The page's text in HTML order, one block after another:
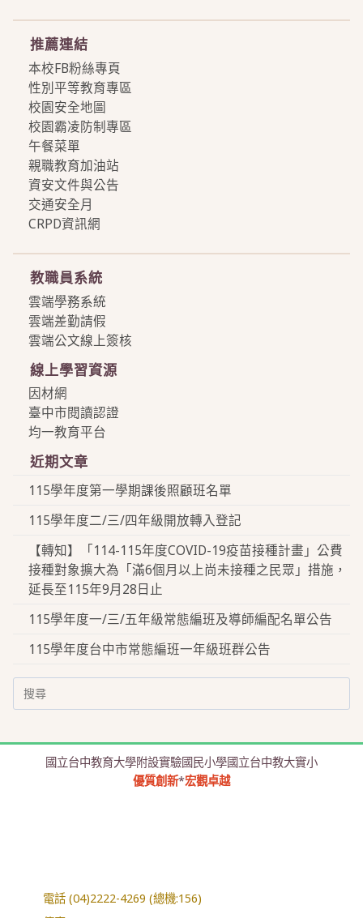
推薦連結
本校FB粉絲專頁
性別平等教育專區
校園安全地圖
校園霸凌防制專區
午餐菜單
親職教育加油站
資安文件與公告
交通安全月
CRPD資訊網
教職員系統
雲端學務系統
雲端差勤請假
雲端公文線上簽核
線上學習資源
因材網
臺中市閱讀認證
均一教育平台
近期文章
115學年度第一學期課後照顧班名單
115學年度二/三/四年級開放轉入登記
【轉知】「114-115年度COVID-19疫苗接種計畫」公費
接種對象擴大為「滿6個月以上尚未接種之民眾」措施，
延長至115年9月28日止
115學年度一/三/五年級常態編班及導師編配名單公告
115學年度台中市常態編班一年級班群公告
Search
for:
國立台中教育大學附設實驗國民小學國立台中教大實小
優質創新*宏觀卓越
電話 (04)2222-4269 (總機:156)